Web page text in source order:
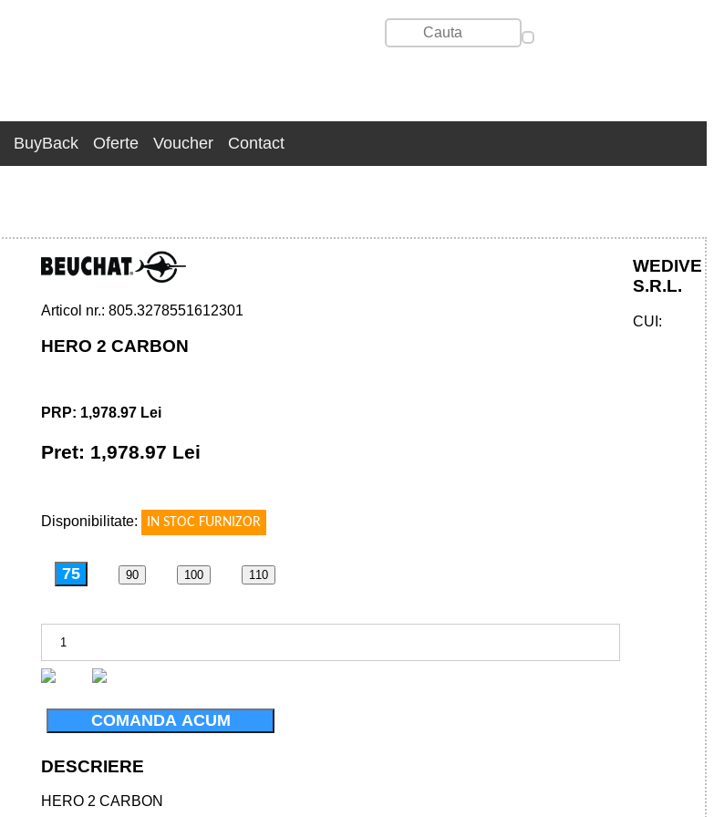
BuyBack Oferte Voucher Contact
Articol nr.: 805.3278551612301
HERO 2 CARBON
PRP: 1,978.97 Lei
Pret: 1,978.97 Lei
Disponibilitate:
IN STOC FURNIZOR
75 90 100 110
COMANDA ACUM
DESCRIERE
HERO 2 CARBON
WEDIVE
S.R.L.
CUI: